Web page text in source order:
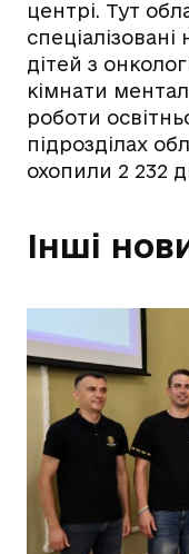
центрі. Тут
дітей з
кімнати
роботи
підрозділах
охопили 2 232
Інші